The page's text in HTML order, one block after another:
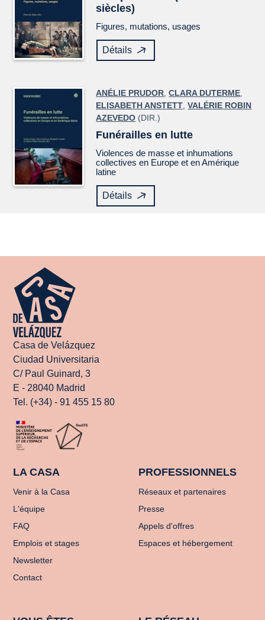
siècles)
Figures, mutations, usages
Détails
ANÉLIE PRUDOR,CLARA DUTERME,
ELISABETH ANSTETT,VALÉRIE ROBIN
AZEVEDO (DIR.)
Funérailles en lutte
Violences de masse et inhumations
collectives en Europe et en Amérique
latine
Détails
Casa de Velázquez
Ciudad Universitaria
C/ Paul Guinard, 3
E - 28040 Madrid
Tel. (+34) - 91 455 15 80
LA CASA
Venir à la Casa
L'équipe
FAQ
Emplois et stages
Newsletter
Contact
PROFESSIONNELS
Réseaux et partenaires
Presse
Appels d'offres
Espaces et hébergement